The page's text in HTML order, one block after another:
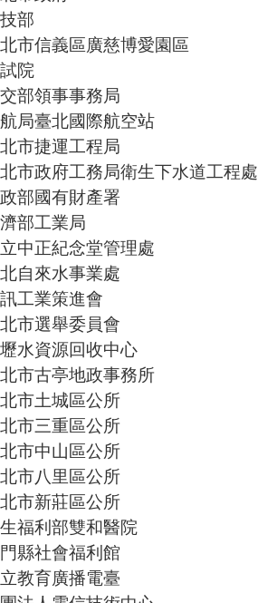
部
市信義區廣慈博愛園區
院
部領事事務局
局臺北國際航空站
市捷運工程局
市政府工務局衛生下水道工程處
部國有財產署
部工業局
中正紀念堂管理處
自來水事業處
工業策進會
市選舉委員會
水資源回收中心
市古亭地政事務所
市土城區公所
市三重區公所
市中山區公所
市八里區公所
市新莊區公所
福利部雙和醫院
縣社會福利館
教育廣播電臺